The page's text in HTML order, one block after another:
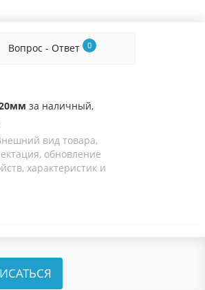
Вопрос - Ответ 0
за наличный,
вид товара,
обновление
характеристик и